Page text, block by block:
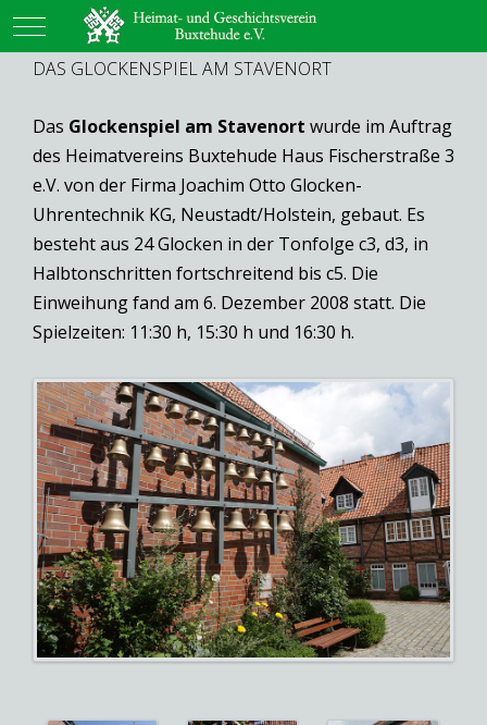
Mobile Menu Toggle
DAS GLOCKENSPIEL AM STAVENORT
Das Glockenspiel am Stavenort wurde im Auftrag
des Heimatvereins Buxtehude Haus Fischerstraße 3
e.V. von der Firma Joachim Otto Glocken-
Uhrentechnik KG, Neustadt/Holstein, gebaut. Es
besteht aus 24 Glocken in der Tonfolge c3, d3, in
Halbtonschritten fortschreitend bis c5. Die
Einweihung fand am 6. Dezember 2008 statt. Die
Spielzeiten: 11:30 h, 15:30 h und 16:30 h.